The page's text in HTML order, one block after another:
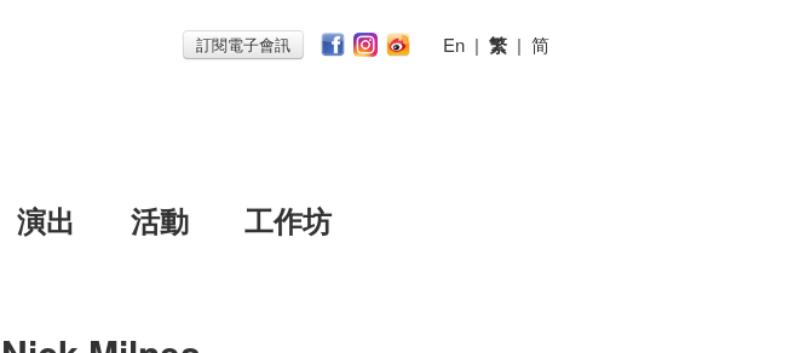
訂閱電子會訊 En | 繁 | 简
演出 活動
工作坊